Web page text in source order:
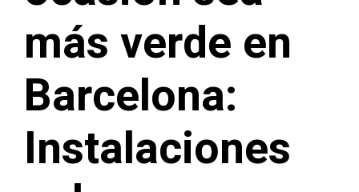
más verde en
Barcelona:
Instalaciones